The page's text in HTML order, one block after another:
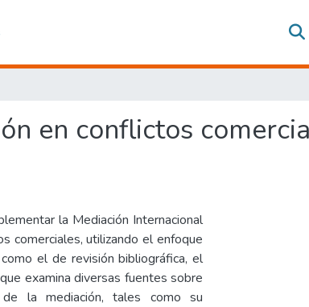
en conflictos
la Mediación Internacional
comerciales, utilizando el enfoque
el de revisión bibliográfica, el
examina diversas fuentes sobre
de la mediación, tales como su